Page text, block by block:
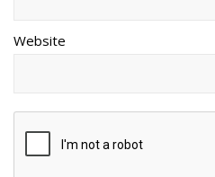
Website